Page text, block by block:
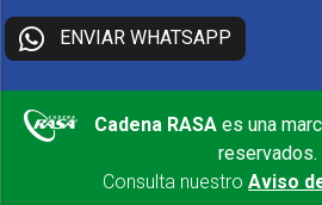
ENVIAR WHATSAPP
Cadena RASA es una
reservados.
Consulta nuestro Aviso